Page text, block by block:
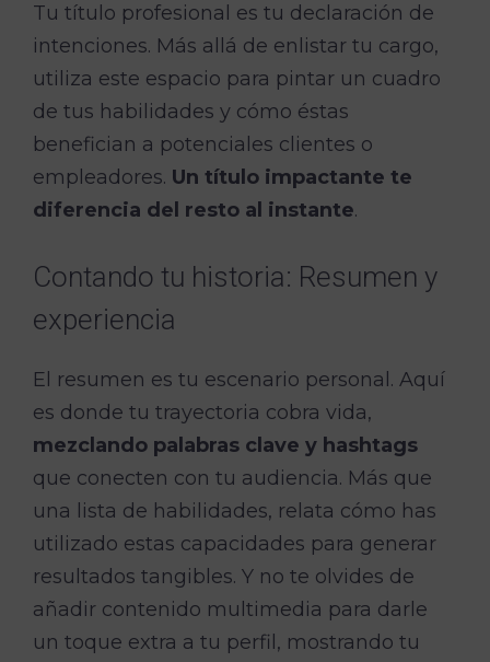
Tu título profesional es tu declaración de
intenciones. Más allá de enlistar tu cargo,
utiliza este espacio para pintar un cuadro
de tus habilidades y cómo éstas
benefician a potenciales clientes o
empleadores. Un título impactante te
diferencia del resto al instante.
Contando tu historia: Resumen y
experiencia
El resumen es tu escenario personal. Aquí
es donde tu trayectoria cobra vida,
mezclando palabras clave y hashtags
que conecten con tu audiencia. Más que
una lista de habilidades, relata cómo has
utilizado estas capacidades para generar
resultados tangibles. Y no te olvides de
añadir contenido multimedia para darle
un toque extra a tu perfil, mostrando tu